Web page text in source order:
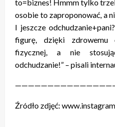
to=biznes! Hmmm tylko
osobie to zaproponować, a
I jeszcze
figurę, dzięki zdrowemu
fizycznej, a nie
odchudzanie!” – pisali
Źródło zdjęć: